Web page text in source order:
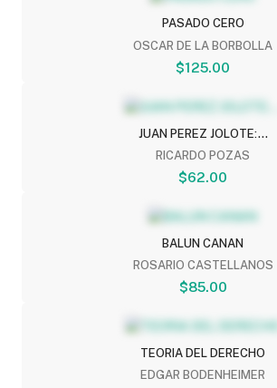
PASADO CERO
OSCAR DE LA BORBOLLA
$125.00
JUAN PEREZ JOLOTE:...
RICARDO POZAS
$62.00
BALUN CANAN
ROSARIO CASTELLANOS
$85.00
TEORIA DEL DERECHO
EDGAR BODENHEIMER